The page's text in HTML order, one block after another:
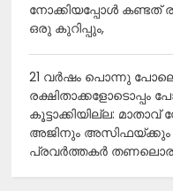
നോക്കിയപ്പോൾ
ഒരു കുറിപ്പും,
21 വർഷം പൊന്നു പോലെ
കൂട്ടാക്കിയില്ല:
അജിനും
പ്രവർത്തകർ